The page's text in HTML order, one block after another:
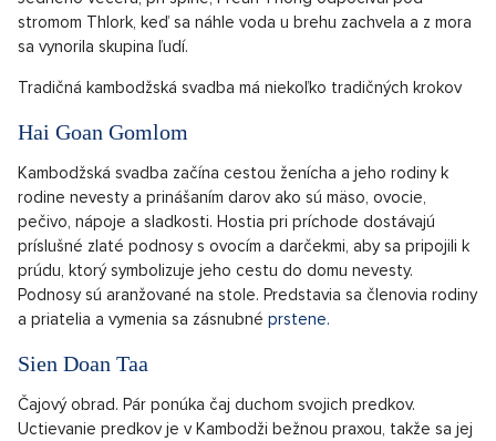
stromom Thlork, keď sa náhle voda u brehu zachvela a z mora
sa vynorila skupina ľudí.
Tradičná kambodžská svadba má niekoľko tradičných krokov
Hai Goan Gomlom
Kambodžská svadba začína cestou ženícha a jeho rodiny k
rodine nevesty a prinášaním darov ako sú mäso, ovocie,
pečivo, nápoje a sladkosti. Hostia pri príchode dostávajú
príslušné zlaté podnosy s ovocím a darčekmi, aby sa pripojili k
prúdu, ktorý symbolizuje jeho cestu do domu nevesty.
Podnosy sú aranžované na stole. Predstavia sa členovia rodiny
a priatelia a vymenia sa zásnubné prstene.
Sien Doan Taa
Čajový obrad. Pár ponúka čaj duchom svojich predkov.
Uctievanie predkov je v Kambodži bežnou praxou, takže sa jej